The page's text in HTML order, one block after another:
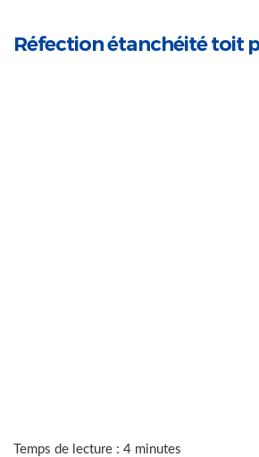
Réfection étanchéité toit
Temps de lecture : 4 minutes